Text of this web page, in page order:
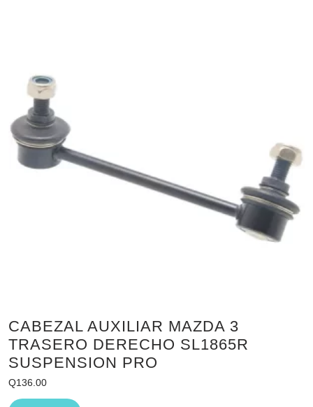
CABEZAL AUXILIAR MAZDA 3
TRASERO DERECHO SL1865R
SUSPENSION PRO
Q136.00